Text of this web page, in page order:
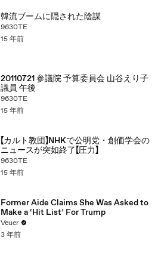
韓流ブームに隠された陰謀
9630TE
15 年前
20110721 参議院 予算委員会 山谷えり子
議員 午後
9630TE
15 年前
【カルト教団】NHKで公明党・創価学会の
ニュースが突如終了【圧力】
9630TE
15 年前
Former Aide Claims She Was Asked to
Make a ‘Hit List’ For Trump
Veuer
3 年前